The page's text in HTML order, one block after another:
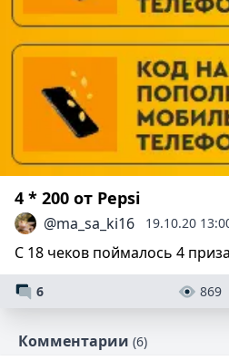
4 * 200 от Pepsi
@ma_sa_ki16 19.10.20
С 18 чеков поймалось 4
6 869
Комментарии (6)